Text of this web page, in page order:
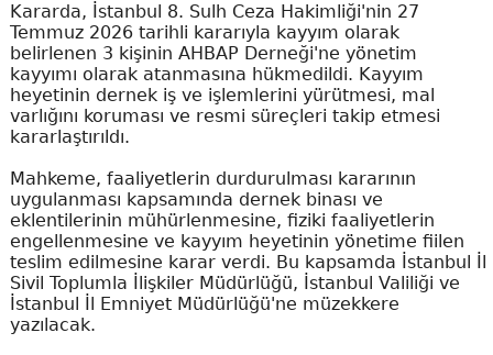
Kararda, İstanbul 8. Sulh Ceza Hakimliği'nin 27
Temmuz 2026 tarihli kararıyla kayyım olarak
belirlenen 3 kişinin AHBAP Derneği'ne yönetim
kayyımı olarak atanmasına hükmedildi. Kayyım
heyetinin dernek iş ve işlemlerini yürütmesi, mal
varlığını koruması ve resmi süreçleri takip etmesi
kararlaştırıldı.
Mahkeme, faaliyetlerin durdurulması kararının
uygulanması kapsamında dernek binası ve
eklentilerinin mühürlenmesine, fiziki faaliyetlerin
engellenmesine ve kayyım heyetinin yönetime fiilen
teslim edilmesine karar verdi. Bu kapsamda İstanbul İl
Sivil Toplumla İlişkiler Müdürlüğü, İstanbul Valiliği ve
İstanbul İl Emniyet Müdürlüğü'ne müzekkere
yazılacak.